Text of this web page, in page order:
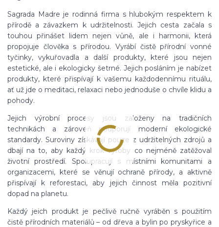
Sagrada Madre je rodinná firma s hlubokým respektem k
přírodě a závazkem k udržitelnosti. Jejich cesta začala s
touhou přinášet lidem nejen vůně, ale i harmonii, která
propojuje člověka s přírodou. Vyrábí čistě přírodní vonné
tyčinky, vykuřovadla a další produkty, které jsou nejen
estetické, ale i ekologicky šetrné. Jejich posláním je nabízet
produkty, které přispívají k vašemu každodennímu rituálu,
ať už jde o meditaci, relaxaci nebo jednoduše o chvíle klidu a
pohody.
Jejich výrobní procesy jsou založeny na tradičních
technikách a zároveň podporují moderní ekologické
standardy. Suroviny získávají pouze z udržitelných zdrojů a
dbají na to, aby každý krok výroby co nejméně zatěžoval
životní prostředí. Spolupracují s místními komunitami a
organizacemi, které se věnují ochraně přírody, a aktivně
přispívají k reforestaci, aby jejich činnost měla pozitivní
dopad na planetu.
Každý jeich produkt je pečlivě ručně vyráběn s použitím
čistě přírodních materiálů – od dřeva a bylin po pryskyřice a